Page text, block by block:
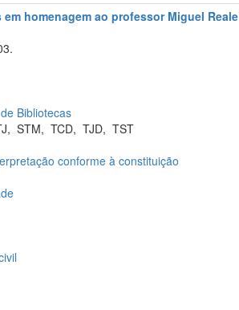
homenagem ao professor Miguel Reale
Bibliotecas
,STM,TCD,TJD,TST
conforme à constituição